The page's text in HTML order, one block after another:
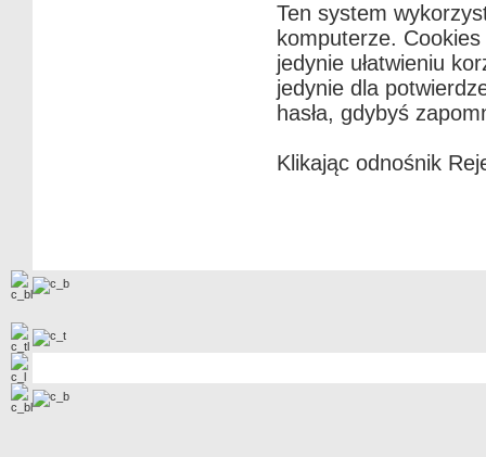
Ten system
komputerze.
jedynie ułatwieniu
jedynie dla
hasła, gdybyś
Klikając odnośnik